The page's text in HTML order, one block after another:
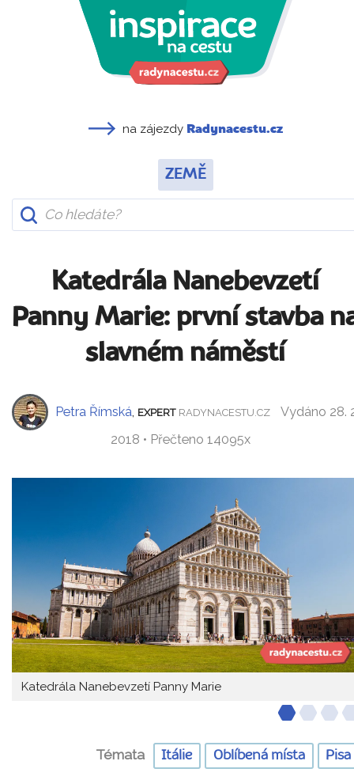
na zájezdy Radynacestu.cz
ZEMĚ
Katedrála Nanebevzetí
Panny Marie: první stavba
slavném náměstí
Petra Římská EXPERT RADYNACESTU.CZ
Vydáno 28.
2018 • Přečteno 14095x
Katedrála Nanebevzetí Panny Marie
Témata Itálie Oblíbená místa Pisa